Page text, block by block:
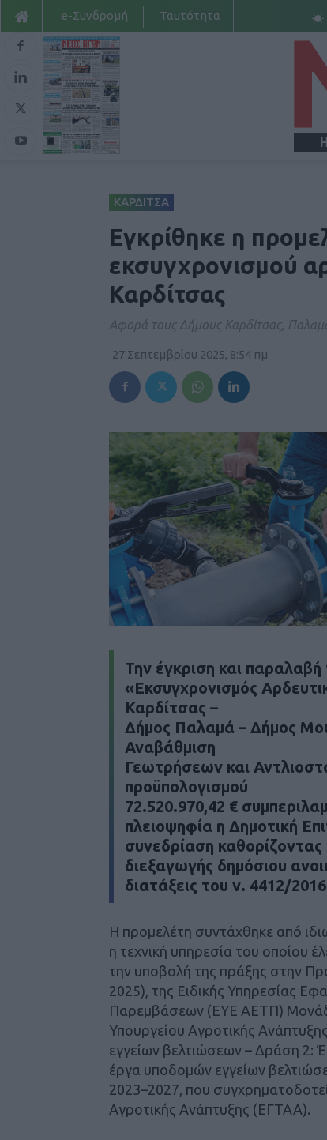
e-Συνδρομή Ταυτότητα
ΚΑΡΔΙΤΣΑ
Εγκρίθηκε η
εκσυγχρονισμού
Καρδίτσας
Αφορά τους Δήμους Καρδίτσας,
27 Σεπτεμβρίου 2025, 8:54 πμ
Την έγκριση και
«Εκσυγχρονισμός
Καρδίτσας –
Δήμος Παλαμά – Δήμος
Αναβάθμιση
Γεωτρήσεων και
προϋπολογισμού
72.520.970,42 €
πλειοψηφία η Δημοτική
συνεδρίαση
διεξαγωγής δημόσιου
διατάξεις του ν. 4412/
Η προμελέτη συντάχθηκε από
η τεχνική υπηρεσία του οποίου
την υποβολή της πράξης στην
2025), της Ειδικής Υπηρεσίας
Παρεμβάσεων (ΕΥΕ ΑΕΤΠ)
Υπουργείου Αγροτικής
εγγείων βελτιώσεων – Δράση 2:
έργα υποδομών εγγείων
2023–2027, που
Αγροτικής Ανάπτυξης (ΕΓΤΑΑ).